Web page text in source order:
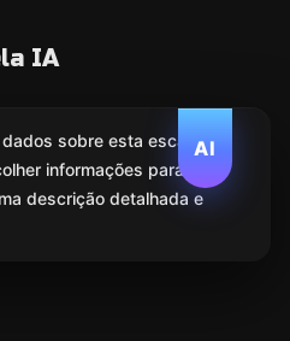
IA
AI
sobre esta escape
informações para
descrição detalhada e